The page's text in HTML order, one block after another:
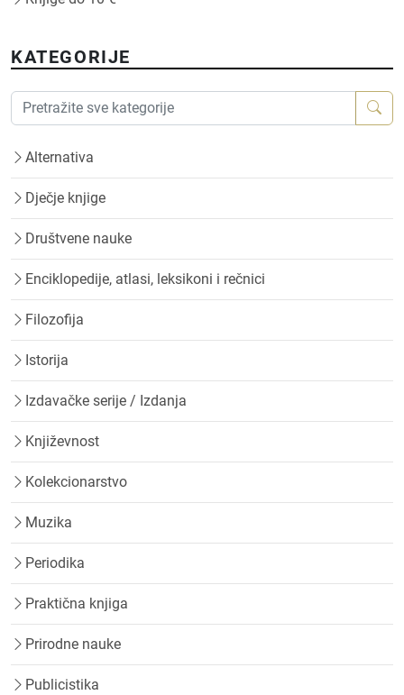
KATEGORIJE
Alternativa
Dječje knjige
Društvene nauke
Enciklopedije, atlasi, leksikoni i rečnici
Filozofija
Istorija
Izdavačke serije / Izdanja
Književnost
Kolekcionarstvo
Muzika
Periodika
Praktična knjiga
Prirodne nauke
Publicistika